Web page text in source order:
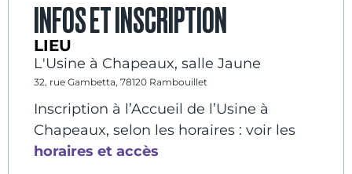
INFOS ET INSCRIPTION
LIEU
L'Usine à Chapeaux, salle Jaune
32, rue Gambetta, 78120 Rambouillet
Inscription à l’Accueil de l’Usine à
Chapeaux, selon les horaires : voir les
horaires et accès